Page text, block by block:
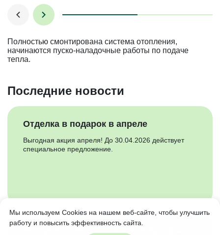
Полностью смонтирована система отопления,
начинаются пуско-наладочные работы по подаче
тепла.
Последние новости
Отделка в подарок в апреле
Выгодная акция апреля! До 30.04.2026 действует
специальное предложение.
Мы используем Cookies на нашем веб-сайте, чтобы улучшить
работу и повысить эффективность сайта.